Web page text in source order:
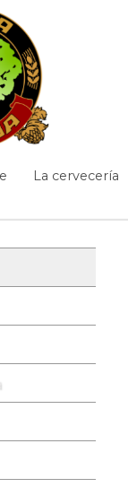
La cervecería